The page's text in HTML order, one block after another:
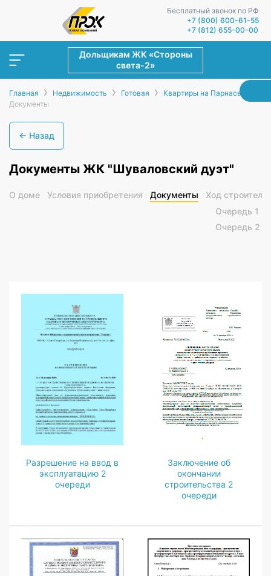
Бесплатный звонок по РФ
+7 (800) 600-61-55
+7 (812) 655-00-00
Дольщикам ЖК «Стороны
света-2»
Главная › Недвижимость › Готовая › Квартиры на Парнасе
Документы
← Назад
Документы ЖК "Шуваловский дуэт"
О доме Условия приобретения Документы
Ход
Очередь 1
Очередь 2
Разрешение на ввод в
эксплуатацию 2
очереди
Заключение об
окончании
строительства 2
очереди